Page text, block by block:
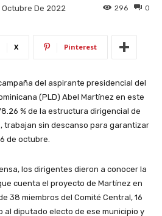
Octubre De 2022 0
296
X Pinterest
del aspirante presidencial del
(PLD) Abel Martínez en este
% de la estructura dirigencial de
trabajan sin descanso para garantizar
de octubre.
los dirigentes dieron a conocer la
cuenta el proyecto de Martínez en
38 miembros del Comité Central, 16
al diputado electo de ese municipio y